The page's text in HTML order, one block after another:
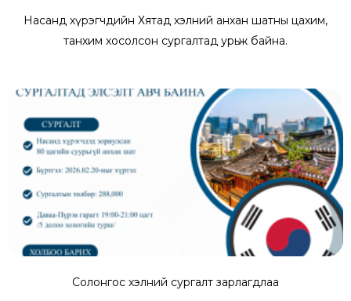
Насанд хүрэгчдийн Хятад хэлний анхан шатны цахим,
танхим хосолсон сургалтад урьж байна.
Солонгос хэлний сургалт зарлагдлаа